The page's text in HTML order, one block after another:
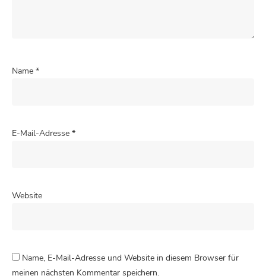
Name *
E-Mail-Adresse *
Website
Name, E-Mail-Adresse und Website in diesem Browser für
meinen nächsten Kommentar speichern.